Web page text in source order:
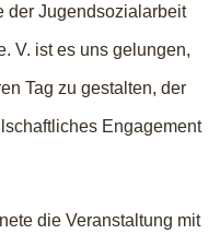
der Jugendsozialarbeit
V. ist es uns gelungen,
Tag zu gestalten, der
Engagement
die Veranstaltung mit